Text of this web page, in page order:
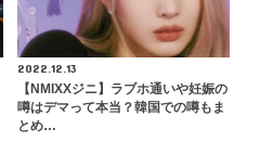
2022.12.13
【NMIXXジニ】ラブホ通いや妊娠の
噂はデマって本当？韓国での噂もま
とめ…